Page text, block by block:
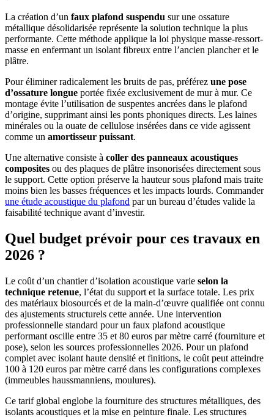
La création d’un faux plafond suspendu sur une ossature
métallique désolidarisée représente la solution technique la plus
performante. Cette méthode applique la loi physique masse-ressort-
masse en enfermant un isolant fibreux entre l’ancien plancher et le
plâtre.
Pour éliminer radicalement les bruits de pas, préférez une pose
d’ossature longue portée fixée exclusivement de mur à mur. Ce
montage évite l’utilisation de suspentes ancrées dans le plafond
d’origine, supprimant ainsi les ponts phoniques directs. Les laines
minérales ou la ouate de cellulose insérées dans ce vide agissent
comme un amortisseur puissant.
Une alternative consiste à coller des panneaux acoustiques
composites ou des plaques de plâtre insonorisées directement sous
le support. Cette option préserve la hauteur sous plafond mais traite
moins bien les basses fréquences et les impacts lourds. Commander
une étude acoustique du plafond par un bureau d’études valide la
faisabilité technique avant d’investir.
Quel budget prévoir pour ces travaux en
2026 ?
Le coût d’un chantier d’isolation acoustique varie selon la
technique retenue, l’état du support et la surface totale. Les prix
des matériaux biosourcés et de la main-d’œuvre qualifiée ont connu
des ajustements structurels cette année. Une intervention
professionnelle standard pour un faux plafond acoustique
performant oscille entre 35 et 80 euros par mètre carré (fourniture et
pose), selon les sources professionnelles 2026. Pour un plafond
complet avec isolant haute densité et finitions, le coût peut atteindre
100 à 120 euros par mètre carré dans les configurations complexes
(immeubles haussmanniens, moulures).
Ce tarif global englobe la fourniture des structures métalliques, des
isolants acoustiques et la mise en peinture finale. Les structures